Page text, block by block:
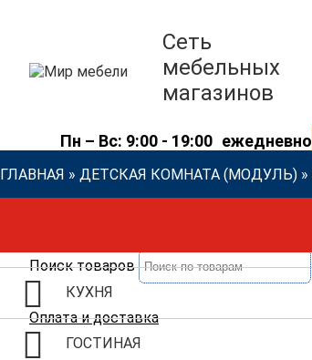
Сеть
мебельных
магазинов
Пн – Вс: 9:00 - 19:00 ежедневно
Поиск товаров
Оплата и доставка
ГЛАВНАЯ » ДЕТСКАЯ КОМНАТА (МОДУЛЬ) »
КУХНЯ
ГОСТИНАЯ